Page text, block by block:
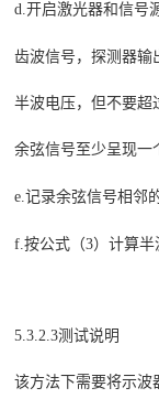
d.开启激光器和信号
齿波信号，探测器输
半波电压，但不要超
余弦信号至少呈现一
e.记录余弦信号相邻
f.按公式（3）计算半
5.3.2.3测试说明
该方法下需要将示波